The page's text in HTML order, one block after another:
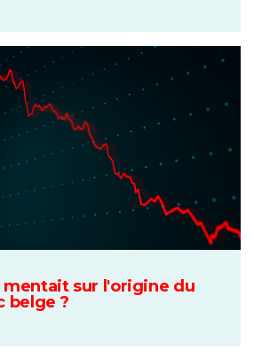
mentait sur l'origine du
belge ?